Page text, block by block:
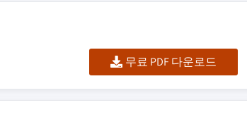
무료 PDF 다운로드